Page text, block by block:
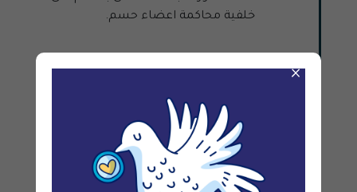
خلفية محاكمة اعضاء حسم.
عام ما بين سجن ومنع من السفر، وغرامات مالية،
وعقوبات أخرى
×